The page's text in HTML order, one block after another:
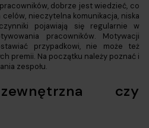
dobrze jest wiedzieć, co
nieczytelna komunikacja, niska
pojawiają się regularnie w
pracowników. Motywacji
przypadkowi, nie może też
premii. Na początku należy poznać i
zespołu.
czy